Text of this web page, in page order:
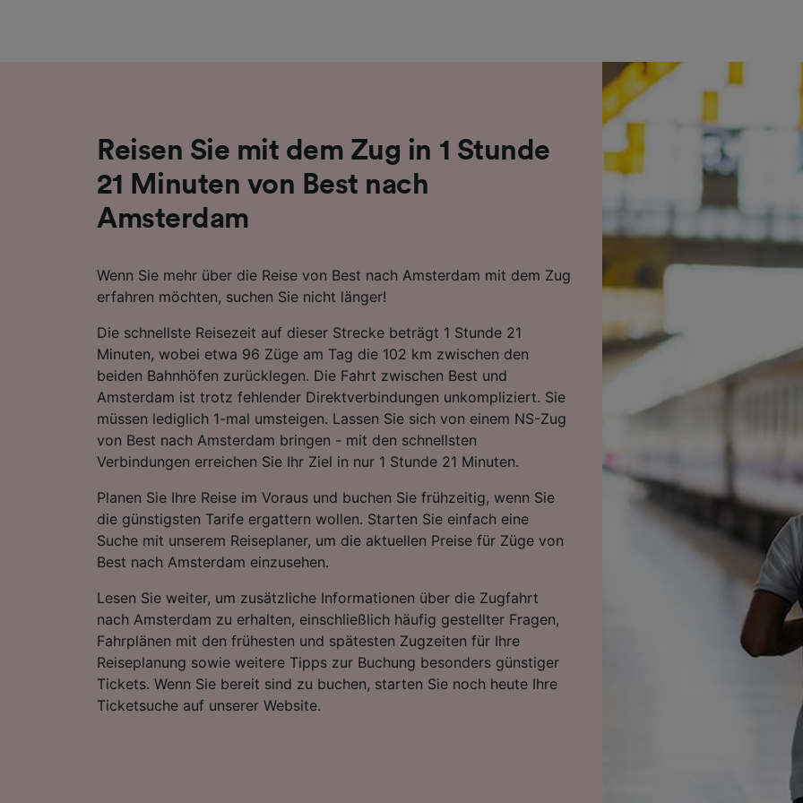
Reisen Sie mit dem Zug in 1 Stunde
21 Minuten von Best nach
Amsterdam
Wenn Sie mehr über die Reise von Best nach Amsterdam mit dem Zug
erfahren möchten, suchen Sie nicht länger!
Die schnellste Reisezeit auf dieser Strecke beträgt 1 Stunde 21
Minuten, wobei etwa 96 Züge am Tag die 102 km zwischen den
beiden Bahnhöfen zurücklegen. Die Fahrt zwischen Best und
Amsterdam ist trotz fehlender Direktverbindungen unkompliziert. Sie
müssen lediglich 1-mal umsteigen. Lassen Sie sich von einem NS-Zug
von Best nach Amsterdam bringen - mit den schnellsten
Verbindungen erreichen Sie Ihr Ziel in nur 1 Stunde 21 Minuten.
Planen Sie Ihre Reise im Voraus und buchen Sie frühzeitig, wenn Sie
die günstigsten Tarife ergattern wollen. Starten Sie einfach eine
Suche mit unserem Reiseplaner, um die aktuellen Preise für Züge von
Best nach Amsterdam einzusehen.
Lesen Sie weiter, um zusätzliche Informationen über die Zugfahrt
nach Amsterdam zu erhalten, einschließlich häufig gestellter Fragen,
Fahrplänen mit den frühesten und spätesten Zugzeiten für Ihre
Reiseplanung sowie weitere Tipps zur Buchung besonders günstiger
Tickets. Wenn Sie bereit sind zu buchen, starten Sie noch heute Ihre
Ticketsuche auf unserer Website.